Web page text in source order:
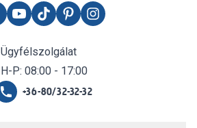
Ügyfélszolgálat
H-P: 08:00 - 17:00
+36-80/32-32-32